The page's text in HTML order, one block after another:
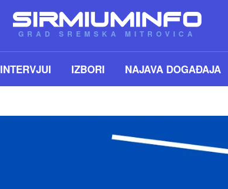
GRAD SREMSKA MITROVICA
INTERVJUI IZBORI NAJAVA DOGAĐAJA